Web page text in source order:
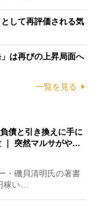
して再評価される気
は再びの上昇局面へ
一覧を見る
債と引き換えに手に
｜ 突然マルサがや…
・磯貝清明氏の著書
稼い…